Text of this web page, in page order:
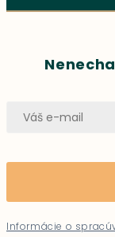
Informácie o